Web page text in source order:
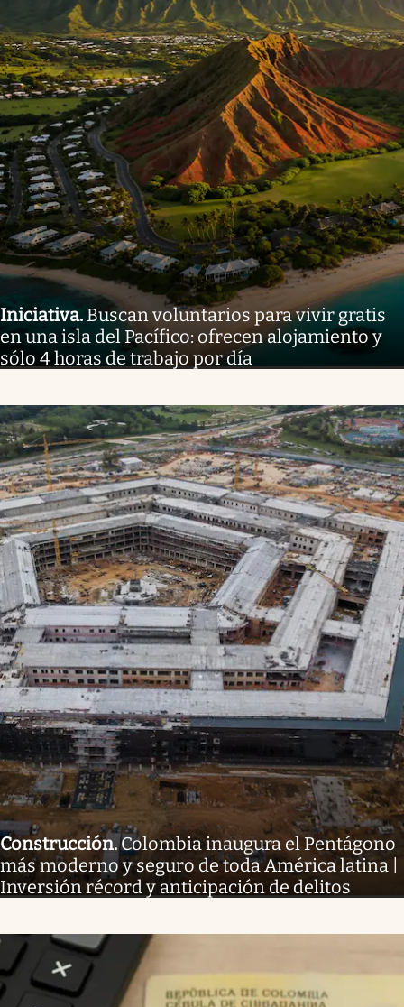
Iniciativa. Buscan voluntarios para vivir gratis
en una isla del Pacífico: ofrecen alojamiento y
sólo 4 horas de trabajo por día
Construcción.Colombia inaugura el Pentágono
más moderno y seguro de toda América latina |
Inversión récord y anticipación de delitos